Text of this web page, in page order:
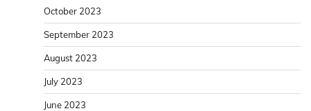
October 2023
September 2023
August 2023
July 2023
June 2023